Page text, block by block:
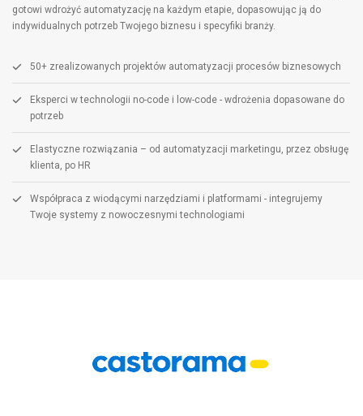
gotowi wdrożyć automatyzację na każdym etapie, dopasowując ją do
indywidualnych potrzeb Twojego biznesu i specyfiki branży.
50+ zrealizowanych projektów automatyzacji procesów biznesowych
Eksperci w technologii no-code i low-code - wdrożenia dopasowane do
potrzeb
Elastyczne rozwiązania – od automatyzacji marketingu, przez obsługę
klienta, po HR
Współpraca z wiodącymi narzędziami i platformami - integrujemy
Twoje systemy z nowoczesnymi technologiami